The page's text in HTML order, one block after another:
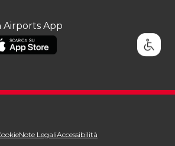
Airports App
Note LegaliAccessibilità